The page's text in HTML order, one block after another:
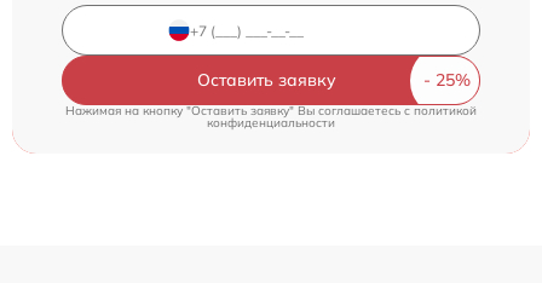
Оставить заявку
Нажимая на кнопку "Оставить заявку" Вы соглашаетесь cполитикой
конфиденциальности